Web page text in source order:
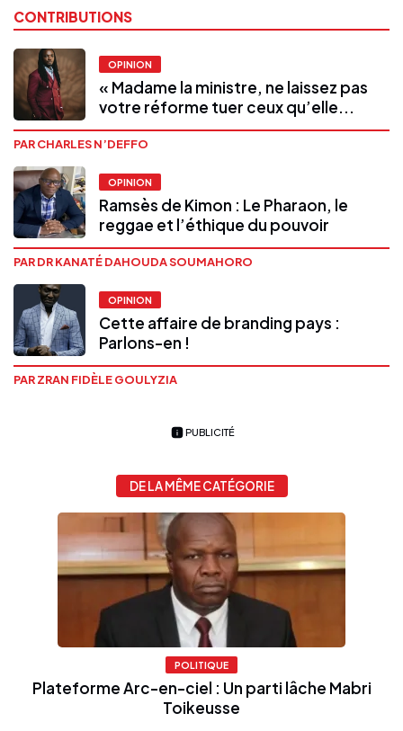
CONTRIBUTIONS
OPINION
« Madame la ministre, ne laissez pas
votre réforme tuer ceux qu’elle...
PAR CHARLES N’DEFFO
OPINION
Ramsès de Kimon : Le Pharaon, le
reggae et l’éthique du pouvoir
PAR DR KANATÉ DAHOUDA SOUMAHORO
OPINION
Cette affaire de branding pays :
Parlons-en !
PAR ZRAN FIDÈLE GOULYZIA
PUBLICITÉ
DE LA MÊME CATÉGORIE
POLITIQUE
Plateforme Arc-en-ciel : Un parti lâche Mabri
Toikeusse